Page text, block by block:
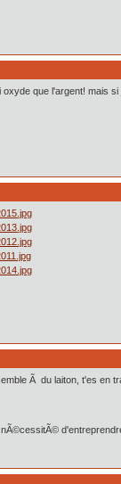
que l'argent! mais
Ã du laiton, t'es en